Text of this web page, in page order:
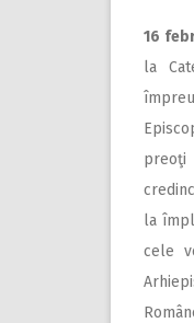
16
la
preoţi
la
cele